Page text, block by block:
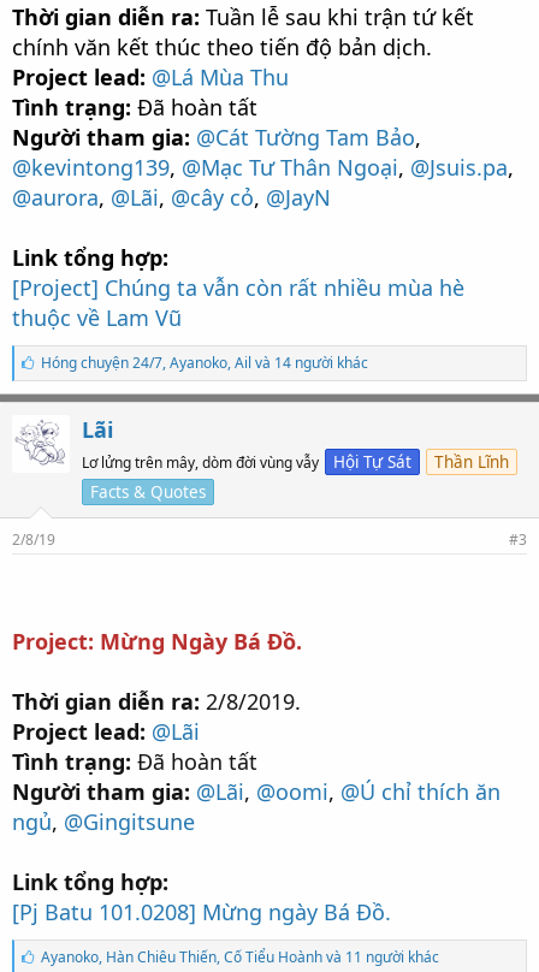
Thời gian diễn ra: Tuần lễ sau khi trận tứ kết
chính văn kết thúc theo tiến độ bản dịch.
Project lead: @Lá Mùa Thu
Tình trạng: Đã hoàn tất
Người tham gia: @Cát Tường Tam Bảo,
@kevintong139, @Mạc Tư Thân Ngoại, @Jsuis.pa,
@aurora, @Lãi, @cây cỏ, @JayN
Link tổng hợp:
[Project] Chúng ta vẫn còn rất nhiều mùa hè
thuộc về Lam Vũ
S
ố
l
ư
ợ
t
í
c
Hóng chuyện 24/7,Ayanoko,Ail và 14 người khác
Lãi
Lơ lửng trên mây, dòm đời vùng vẫy Hội Tự Sát
Thần Lĩnh
Facts & Quotes
2/8/19 #3
Project: Mừng Ngày Bá Đồ.
Thời gian diễn ra: 2/8/2019.
Project lead: @Lãi
Tình trạng: Đã hoàn tất
Người tham gia: @Lãi, @oomi, @Ú chỉ thích ăn
ngủ, @Gingitsune
Link tổng hợp:
[Pj Batu 101.0208] Mừng ngày Bá Đồ.
S
Ayanoko, Hàn Chiêu Thiến,Cố Tiểu Hoành và 11 người khác